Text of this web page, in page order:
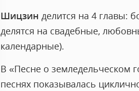
Шицзин делится на 4 главы:
делятся на свадебные,
календарные).
В «Песне о земледельческом
песнях показывалась